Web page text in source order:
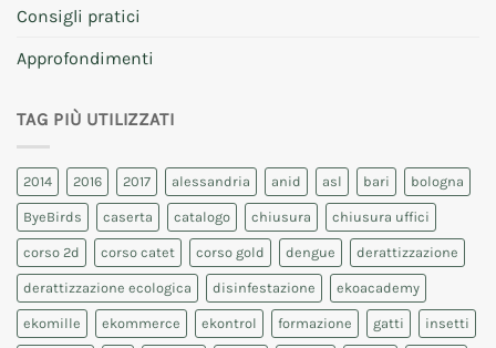
Consigli pratici
Approfondimenti
TAG PIÙ UTILIZZATI
2014 2016 2017 alessandria anid asl bari bologna
ByeBirds caserta catalogo chiusura chiusura uffici
corso 2d corso catet corso gold dengue derattizzazione
derattizzazione ecologica disinfestazione ekoacademy
ekomille ekommerce ekontrol formazione gatti insetti